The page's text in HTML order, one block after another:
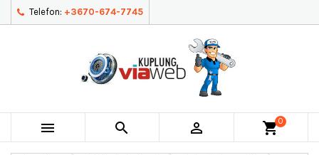
Telefon: +3670-674-7745
   shopping_cart0